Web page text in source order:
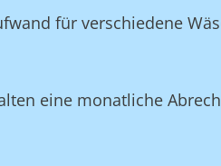
für verschiedene
eine monatliche